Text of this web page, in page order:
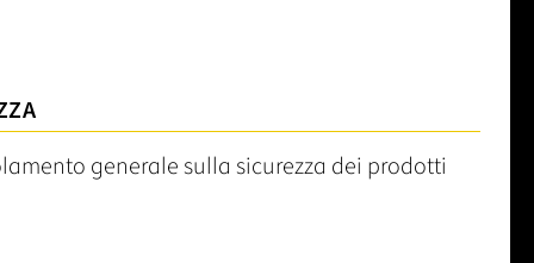
generale sulla sicurezza dei prodotti